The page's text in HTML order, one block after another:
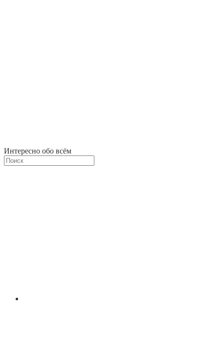
Интересно обо всём